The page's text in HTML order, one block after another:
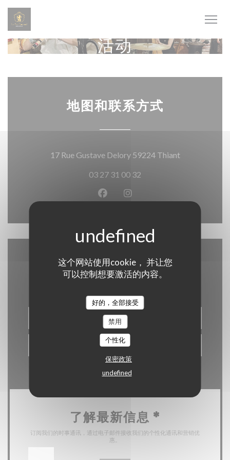
Cookie管理面板
这个网站使用cookie， 并让您
可以控制想要激活的内容。
好的，全部接受
禁用
个性化
保密政策
undefined
活动
地图和联系方式
17 Rue Gustave Delory 59224 Thiant((在新窗口中
03 27 31 00 32
Facebook ((在新窗口中打开))
Instagram ((在新窗口中
联系我们
预订餐位
优惠券
了解最新信息 *
订阅我们的时事通讯，通过电子邮件接收我们的个性化通讯和营销优
惠。